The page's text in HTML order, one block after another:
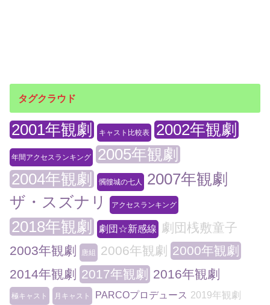
タグクラウド
2001年観劇 キャスト比較表 2002年観劇
年間アクセスランキング
2005年観劇
2004年観劇
髑髏城の七人
2007年観劇
ザ・スズナリ
アクセスランキング
2018年観劇 劇団☆新感線
劇団桟敷童子
2003年観劇
唐組 2006年観劇
2000年観劇
2014年観劇 2017年観劇 2016年観劇
極キャスト 月キャスト PARCOプロデュース 2019年観劇